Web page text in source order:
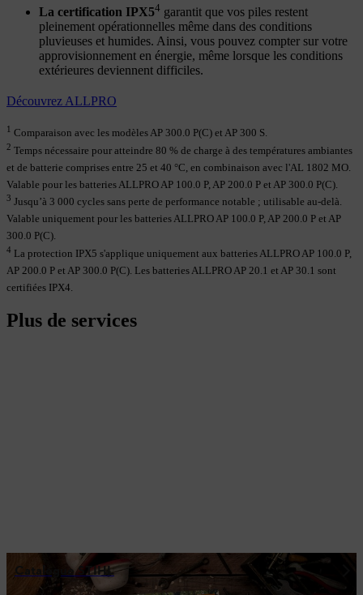
La certification IPX54 garantit que vos piles restent
pleinement opérationnelles même dans des conditions
pluvieuses et humides. Ainsi, vous pouvez compter sur votre
approvisionnement en énergie, même lorsque les conditions
extérieures deviennent difficiles.
Découvrez ALLPRO
1 Comparaison avec les modèles AP 300.0 P(C) et AP 300 S.
2 Temps nécessaire pour atteindre 80 % de charge à des températures ambiantes
et de batterie comprises entre 25 et 40 °C, en combinaison avec l'AL 1802 MO.
Valable pour les batteries ALLPRO AP 100.0 P, AP 200.0 P et AP 300.0 P(C).
3 Jusqu’à 3 000 cycles sans perte de performance notable ; utilisable au-delà.
Valable uniquement pour les batteries ALLPRO AP 100.0 P, AP 200.0 P et AP
300.0 P(C).
4 La protection IPX5 s'applique uniquement aux batteries ALLPRO AP 100.0 P,
AP 200.0 P et AP 300.0 P(C). Les batteries ALLPRO AP 20.1 et AP 30.1 sont
certifiées IPX4.
Plus de services
Catalogue STIHL